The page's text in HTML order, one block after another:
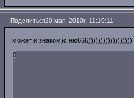
Поделиться20 мая, 2010г. 11:10:11
может и знаком)с ню666))))))))))))))))))
0